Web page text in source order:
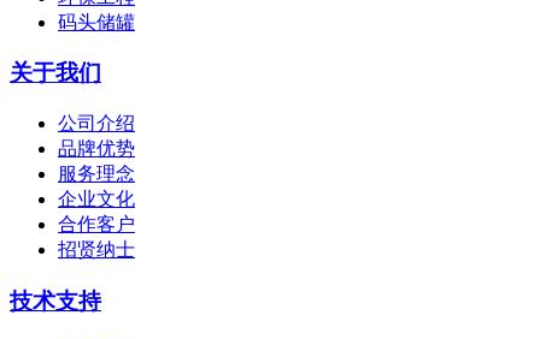
码头储罐
关于我们
公司介绍
品牌优势
服务理念
企业文化
合作客户
招贤纳士
技术支持